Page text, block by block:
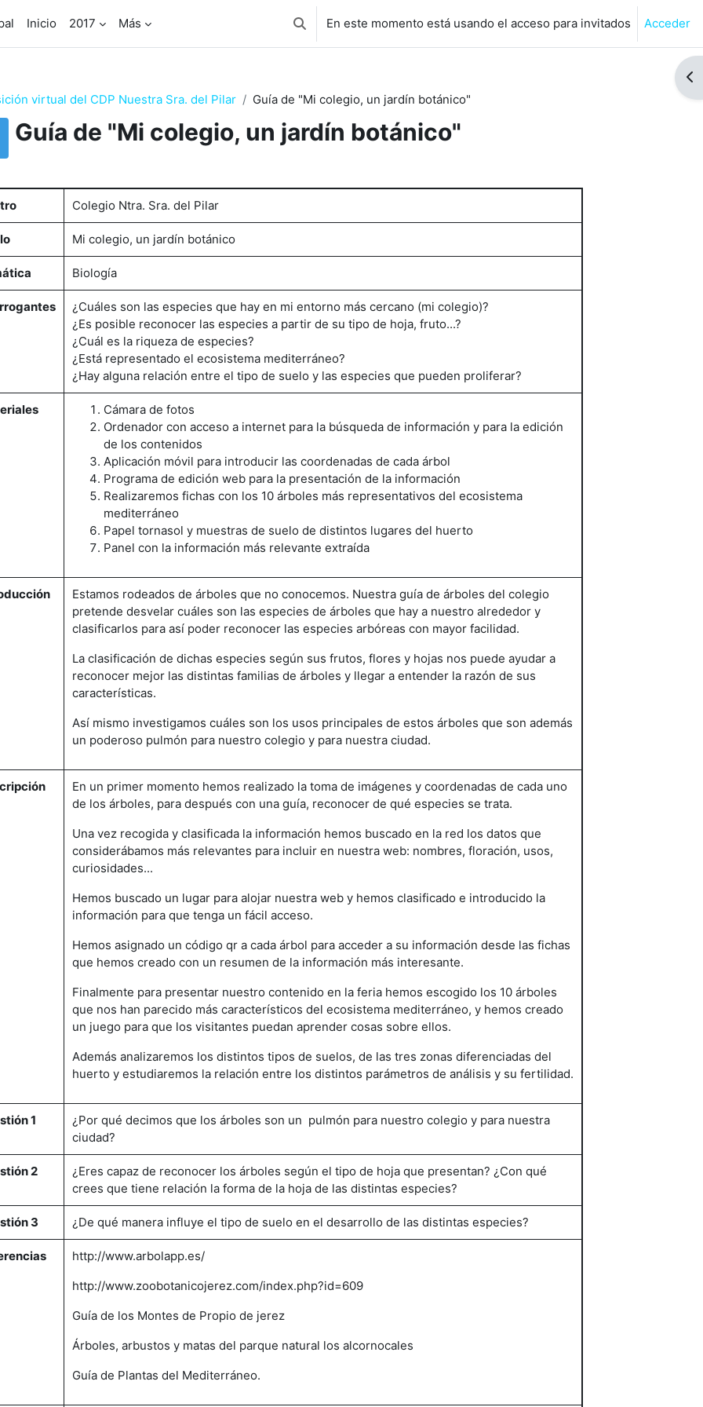
Inicio 2017 Más Selector de búsqueda de entrada
En este momento está usando el acceso para invitados Acceder
virtual del CDP Nuestra Sra. del Pilar
Guía de "Mi colegio, un jardín botánico"
Guía de "Mi colegio, un jardín botánico"
Colegio Ntra. Sra. del Pilar
Mi colegio, un jardín botánico
Biología
¿Cuáles son las especies que hay en mi entorno más cercano (mi colegio)?
¿Es posible reconocer las especies a partir de su tipo de hoja, fruto...?
¿Cuál es la riqueza de especies?
¿Está representado el ecosistema mediterráneo?
¿Hay alguna relación entre el tipo de suelo y las especies que pueden proliferar?
Cámara de fotos
Ordenador con acceso a internet para la búsqueda de información y para la edición
de los contenidos
Aplicación móvil para introducir las coordenadas de cada árbol
Programa de edición web para la presentación de la información
Realizaremos fichas con los 10 árboles más representativos del ecosistema
mediterráneo
Papel tornasol y muestras de suelo de distintos lugares del huerto
Panel con la información más relevante extraída
Estamos rodeados de árboles que no conocemos. Nuestra guía de árboles del colegio
pretende desvelar cuáles son las especies de árboles que hay a nuestro alrededor y
clasificarlos para así poder reconocer las especies arbóreas con mayor facilidad.
La clasificación de dichas especies según sus frutos, flores y hojas nos puede ayudar a
reconocer mejor las distintas familias de árboles y llegar a entender la razón de sus
características.
Así mismo investigamos cuáles son los usos principales de estos árboles que son además
un poderoso pulmón para nuestro colegio y para nuestra ciudad.
En un primer momento hemos realizado la toma de imágenes y coordenadas de cada uno
de los árboles, para después con una guía, reconocer de qué especies se trata.
Una vez recogida y clasificada la información hemos buscado en la red los datos que
considerábamos más relevantes para incluir en nuestra web: nombres, floración, usos,
curiosidades...
Hemos buscado un lugar para alojar nuestra web y hemos clasificado e introducido la
información para que tenga un fácil acceso.
Hemos asignado un código qr a cada árbol para acceder a su información desde las fichas
que hemos creado con un resumen de la información más interesante.
Finalmente para presentar nuestro contenido en la feria hemos escogido los 10 árboles
que nos han parecido más característicos del ecosistema mediterráneo, y hemos creado
un juego para que los visitantes puedan aprender cosas sobre ellos.
Además analizaremos los distintos tipos de suelos, de las tres zonas diferenciadas del
huerto y estudiaremos la relación entre los distintos parámetros de análisis y su fertilidad.
1
¿Por qué decimos que los árboles son un pulmón para nuestro colegio y para nuestra
ciudad?
2
¿Eres capaz de reconocer los árboles según el tipo de hoja que presentan? ¿Con qué
crees que tiene relación la forma de la hoja de las distintas especies?
3 ¿De qué manera influye el tipo de suelo en el desarrollo de las distintas especies?
http://www.arbolapp.es/
http://www.zoobotanicojerez.com/index.php?id=609
Guía de los Montes de Propio de jerez
Árboles, arbustos y matas del parque natural los alcornocales
Guía de Plantas del Mediterráneo.